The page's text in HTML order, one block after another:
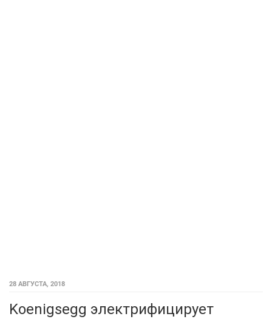
28 АВГУСТА, 2018
Koenigsegg электрифицирует